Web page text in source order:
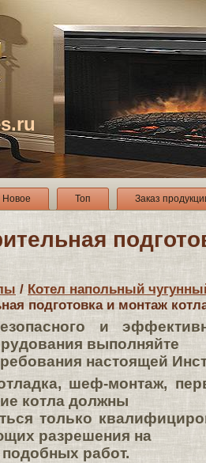
Новое Топ Заказ
/ Котел напольный
подготовка и монтаж
и
выполняйте
настоящей
шеф-монтаж,
котла должны
только
разрешения на
работ.